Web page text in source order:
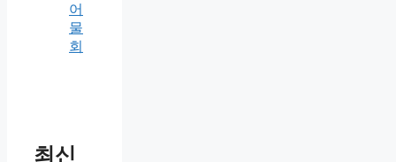
어
물
회
최신